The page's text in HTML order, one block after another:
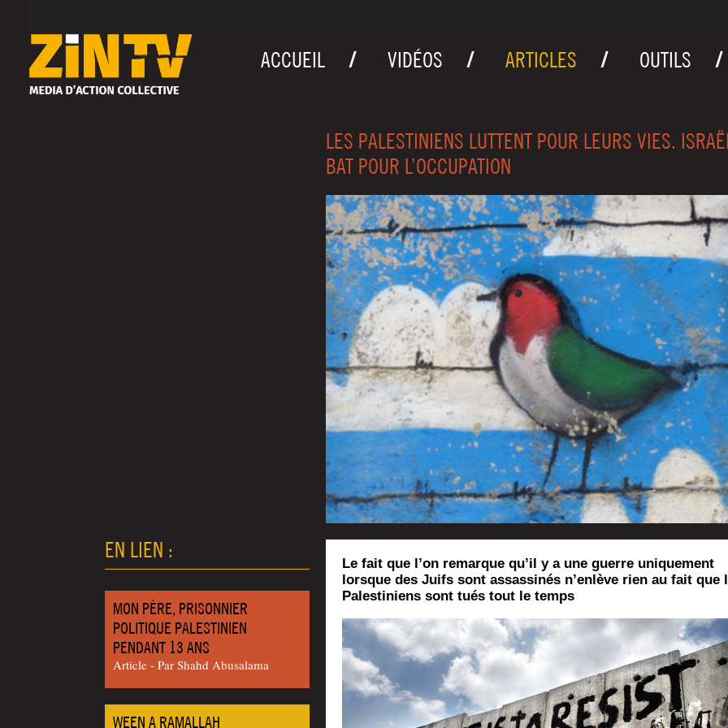
ACCUEIL VIDÉOS ARTICLES OUTILS
LES PALESTINIENS LUTTENT POUR LEURS VIES.
BAT POUR L’OCCUPATION
EN LIEN :
MON PÈRE, PRISONNIER
POLITIQUE PALESTINIEN
PENDANT 13 ANS
Article - Par Shahd Abu­sa­la­ma
WEEN A RAMALLAH
Le fait que l’on remarque qu’il y a une guerre uniquement
lorsque des Juifs sont assassinés n’enlève rien au fait que
Palestiniens sont tués tout le temps